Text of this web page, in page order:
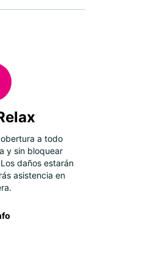
a todo
y sin bloquear
daños estarán
asistencia en